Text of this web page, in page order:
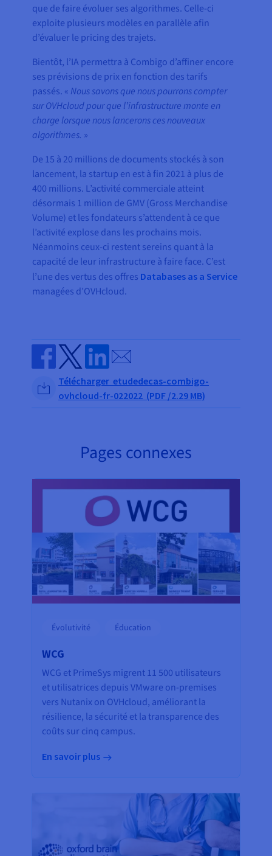
que de faire évoluer ses algorithmes. Celle-ci
exploite plusieurs modèles en parallèle afin
d’évaluer le pricing des trajets.
Bientôt, l’IA permettra à Combigo d’affiner encore
ses prévisions de prix en fonction des tarifs
passés. « Nous savons que nous pourrons compter
sur OVHcloud pour que l’infrastructure monte en
charge lorsque nous lancerons ces nouveaux
algorithmes. »
De 15 à 20 millions de documents stockés à son
lancement, la startup en est à fin 2021 à plus de
400 millions. L’activité commerciale atteint
désormais 1 million de GMV (Gross Merchandise
Volume) et les fondateurs s’attendent à ce que
l’activité explose dans les prochains mois.
Néanmoins ceux-ci restent sereins quant à la
capacité de leur infrastructure à faire face. C’est
l’une des vertus des offres Databases as a Service
managées d’OVHcloud.
Share on Facebook
Share on Twitter
Share on Linkedin
Send by email
Télécharger etudedecas-combigo-
ovhcloud-fr-022022 (PDF /2.29 MB)
Pages connexes
Évolutivité Éducation
WCG
WCG et PrimeSys migrent 11 500 utilisateurs
et utilisatrices depuis VMware on-premises
vers Nutanix on OVHcloud, améliorant la
résilience, la sécurité et la transparence des
coûts sur cinq campus.
En savoir plus